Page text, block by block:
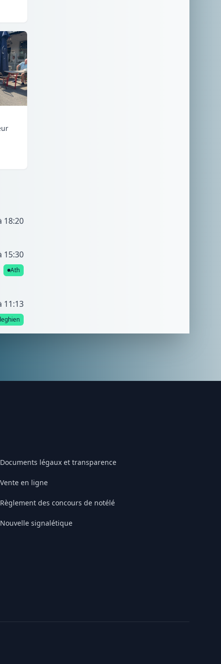
18:20
15:30
Ath
11:13
Documents légaux et transparence
Vente en ligne
Règlement des concours de notélé
Nouvelle signalétique